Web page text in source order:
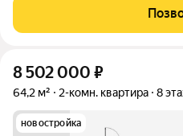
за ней открываются
природу. Уникальная
8 502 000 ₽
64,2 м² 2-комн. квартира 8
новостройка